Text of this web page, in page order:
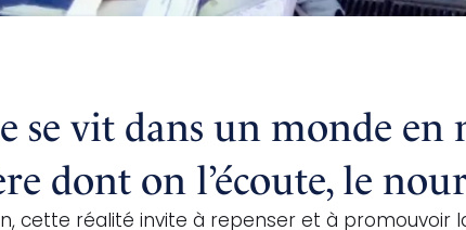
se vit dans un monde
dont on l’écoute, le
cette réalité invite à repenser et à